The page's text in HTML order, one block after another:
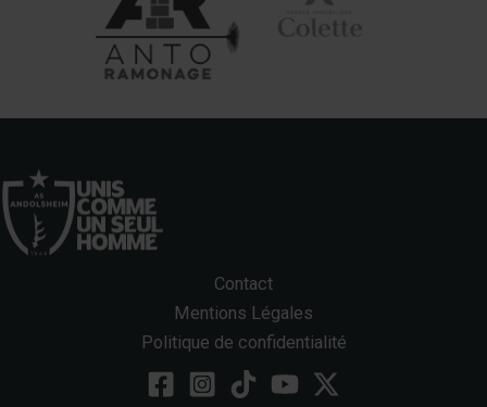
Contact
Mentions Légales
Politique de confidentialité